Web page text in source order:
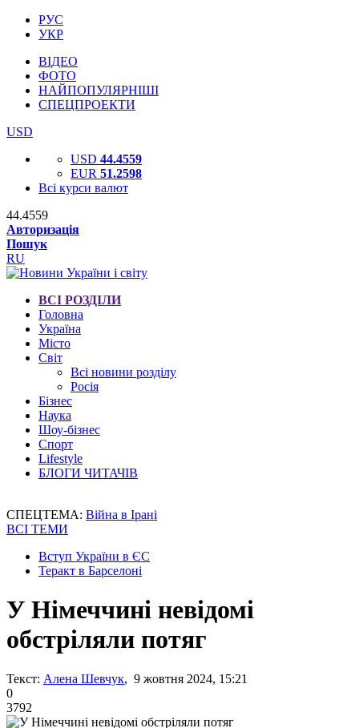
РУС
УКР
ВІДЕО
ФОТО
НАЙПОПУЛЯРНІШІ
СПЕЦПРОЕКТИ
USD
USD 44.4559
EUR 51.2598
Всі курси валют
44.4559
Авторизація
Пошук
RU
ВСІ РОЗДІЛИ
Головна
Україна
Місто
Світ
Всі новини розділу
Росія
Бізнес
Наука
Шоу-бізнес
Спорт
Lifestyle
БЛОГИ ЧИТАЧІВ
СПЕЦТЕМА: Війна в Ірані
ВСІ ТЕМИ
Вступ України в ЄС
Теракт в Барселоні
У Німеччині невідомі
обстріляли потяг
Текст: Алена Шевчук, 9 жовтня 2024, 15:21
0
3792